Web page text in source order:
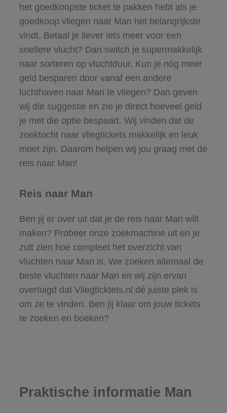
het goedkoopste ticket te pakken hebt als je
goedkoop vliegen naar Man het belangrijkste
vindt. Betaal je liever iets meer voor een
snellere vlucht? Dan switch je supermakkelijk
naar sorteren op vluchtduur. Kun je nóg meer
geld besparen door vanaf een andere
luchthaven naar Man te vliegen? Dan geven
wij die suggestie en zie je direct hoeveel geld
je met die optie bespaart. Wij vinden dat de
zoektocht naar vliegtickets makkelijk en leuk
moet zijn. Daarom helpen wij jou graag met de
reis naar Man!
Reis naar Man
Ben jij er over uit dat je de reis naar Man wilt
maken? Probeer onze zoekmachine uit en je
zult zien hoe compleet het overzicht van
vluchten naar Man is. We zoeken allemaal de
beste vluchten naar Man en wij zijn ervan
overtuigd dat Vliegticktets.nl dé juiste plek is
om ze te vinden. Ben jij klaar om jouw tickets
te zoeken en boeken?
Praktische informatie Man